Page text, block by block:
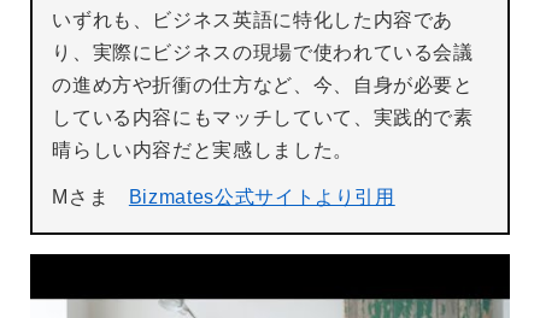
いずれも、ビジネス英語に特化した内容であ
り、実際にビジネスの現場で使われている会議
の進め方や折衝の仕方など、今、自身が必要と
している内容にもマッチしていて、実践的で素
晴らしい内容だと実感しました。
Mさま Bizmates公式サイトより引用